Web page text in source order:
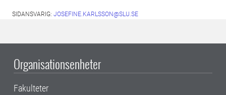
SIDANSVARIG: JOSEFINE.KARLSSON@SLU.SE
Organisationsenheter
Fakulteter